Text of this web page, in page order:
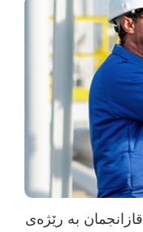
دانە گاز: لە نیوەی یەکەمی 2026 قازانجمان بە رێژەی